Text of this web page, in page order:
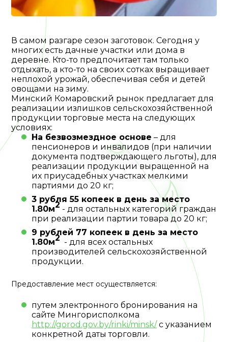
В самом разгаре сезон заготовок. Сегодня у
многих есть дачные участки или дома в
деревне. Кто-то предпочитает там только
отдыхать, а кто-то на своих сотках выращивает
неплохой урожай, обеспечивая себя и детей
овощами на зиму.
Минский Комаровский рынок предлагает для
реализации излишков сельскохозяйственной
продукции торговые места на следующих
условиях:
На безвозмездное основе – для
пенсионеров и инвалидов (при наличии
документа подтверждающего льготы), для
реализации продукции выращенной на
их приусадебных участках мелкими
партиями до 20 кг;
3 рубля 55 копеек в день за место
1.80м2 - для остальных категорий граждан
при реализации партии товара до 20 кг;
9 рублей 77 копеек в день за место
1.80м2 - для всех остальных
производителей сельскохозяйственной
продукции.
Предоставление мест осуществляется:
путем электронного бронирования на
сайте Мингорисполкома
http://gorod.gov.by/rinki/minsk/с указанием
конкретной даты торговли.